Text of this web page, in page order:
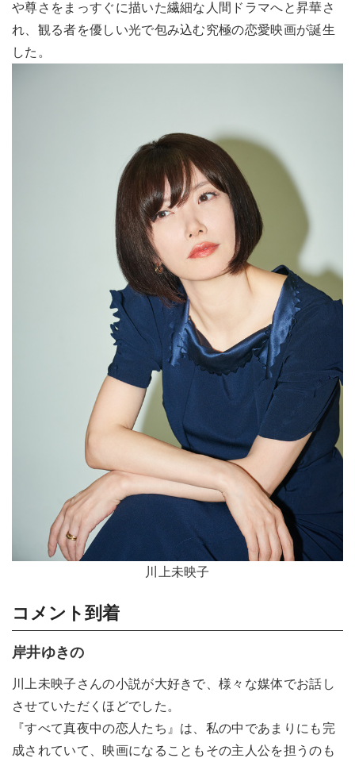
や尊さをまっすぐに描いた繊細な人間ドラマへと昇華さ
れ、観る者を優しい光で包み込む究極の恋愛映画が誕生
した。
川上未映子
コメント到着
岸井ゆきの
川上未映子さんの小説が大好きで、様々な媒体でお話し
させていただくほどでした。
『すべて真夜中の恋人たち』は、私の中であまりにも完
成されていて、映画になることもその主人公を担うのも